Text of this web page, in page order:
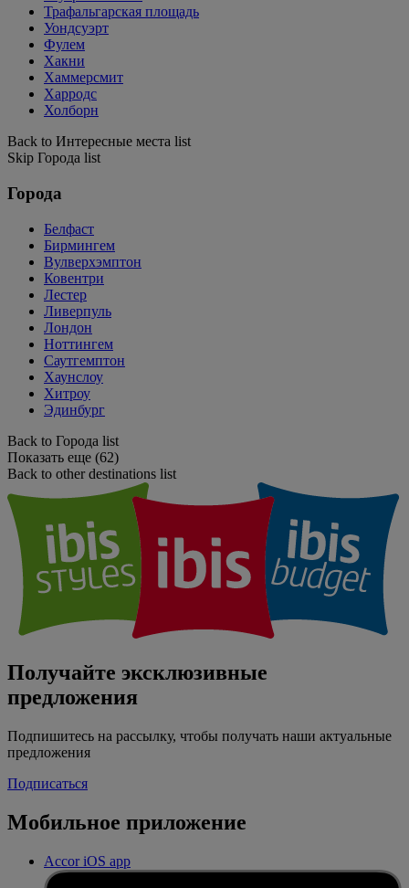
Трафальгарская площадь
Уондсуэрт
Фулем
Хакни
Хаммерсмит
Харродс
Холборн
Back to Интересные места list
Skip Города list
Города
Белфаст
Бирмингем
Вулверхэмптон
Ковентри
Лестер
Ливерпуль
Лондон
Ноттингем
Саутгемптон
Хаунслоу
Хитроу
Эдинбург
Back to Города list
Показать еще (62)
Back to other destinations list
Получайте эксклюзивные
предложения
Подпишитесь на рассылку, чтобы получать наши актуальные
предложения
Подписаться
Мобильное приложение
Accor iOS app